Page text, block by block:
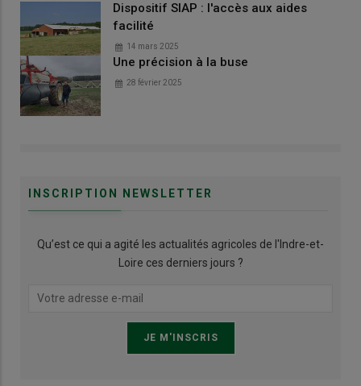
Dispositif SIAP : l'accès aux aides
facilité
14 mars 2025
Une précision à la buse
28 février 2025
INSCRIPTION NEWSLETTER
Qu’est ce qui a agité les actualités agricoles de l'Indre-et-
Loire ces derniers jours ?